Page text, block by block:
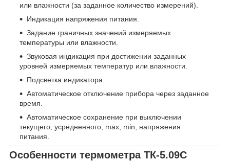
или влажности (за заданное количество измерений).
Индикация напряжения питания.
Задание граничных значений измеряемых
температуры или влажности.
Звуковая индикация при достижении заданных
уровней измеряемых температур или влажности.
Подсветка индикатора.
Автоматическое отключение прибора через заданное
время.
Автоматическое сохранение при выключении
текущего, усредненного, max, min, напряжения
питания.
Особенности термометра ТК-5.09С